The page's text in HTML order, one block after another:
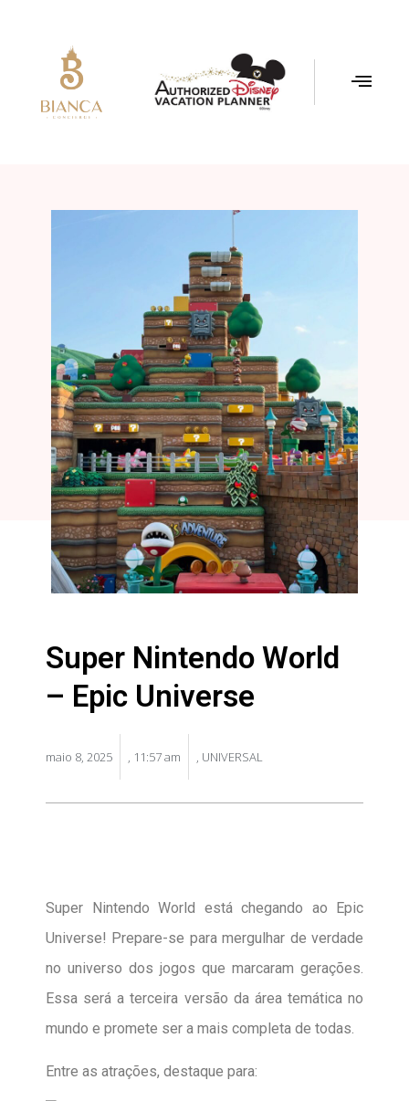
Super Nintendo World
– Epic Universe
maio 8, 2025 11:57 am UNIVERSAL
Super Nintendo World está chegando ao Epic
Universe! Prepare-se para mergulhar de verdade
no universo dos jogos que marcaram gerações.
Essa será a terceira versão da área temática no
mundo e promete ser a mais completa de todas.
Entre as atrações, destaque para: